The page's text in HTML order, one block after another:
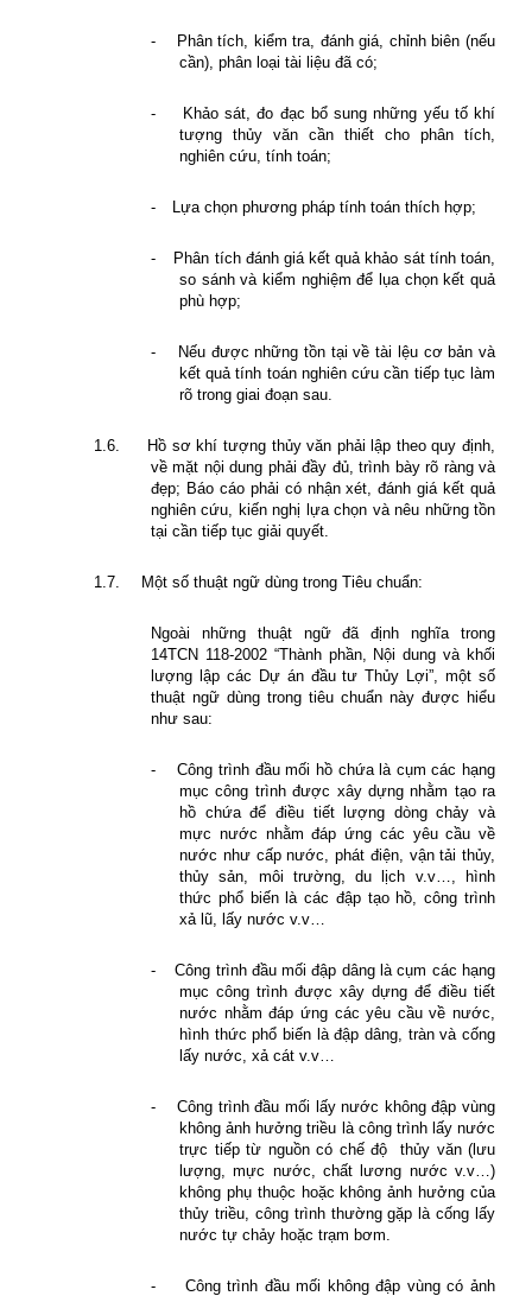
-
Phân tích, kiểm tra, đánh giá, chỉnh biên (nếu
cần), phân loại tài liệu đã có;
-
Khảo sát, đo đạc bổ sung những yếu tố khí
tượng thủy văn cần thiết cho phân tích,
nghiên cứu, tính toán;
- Lựa chọn phương pháp tính toán thích hợp;
-
Phân tích đánh giá kết quả khảo sát tính toán,
so sánh và kiểm nghiệm để lụa chọn kết quả
phù hợp;
-
Nếu được những tồn tại về tài lệu cơ bản và
kết quả tính toán nghiên cứu cần tiếp tục làm
rõ trong giai đoạn sau.
1.6.
Hồ sơ khí tượng thủy văn phải lập theo quy định,
về mặt nội dung phải đầy đủ, trình bày rõ ràng và
đẹp; Báo cáo phải có nhận xét, đánh giá kết quả
nghiên cứu, kiến nghị lựa chọn và nêu những tồn
tại cần tiếp tục giải quyết.
1.7. Một số thuật ngữ dùng trong Tiêu chuẩn:
Ngoài những thuật ngữ đã định nghĩa trong
14TCN 118-2002 “Thành phần, Nội dung và khối
lượng lập các Dự án đầu tư Thủy Lợi”, một số
thuật ngữ dùng trong tiêu chuẩn này được hiểu
như sau:
-
Công trình đầu mối hồ chứa là cụm các hạng
mục công trình được xây dựng nhằm tạo ra
hồ chứa để điều tiết lượng dòng chảy và
mực nước nhằm đáp ứng các yêu cầu về
nước như cấp nước, phát điện, vận tải thủy,
thủy sản, môi trường, du lịch v.v…, hình
thức phổ biến là các đập tạo hồ, công trình
xả lũ, lấy nước v.v…
-
Công trình đầu mối đập dâng là cụm các hạng
mục công trình được xây dựng để điều tiết
nước nhằm đáp ứng các yêu cầu về nước,
hình thức phổ biến là đập dâng, tràn và cống
lấy nước, xả cát v.v…
-
Công trình đầu mối lấy nước không đập vùng
không ảnh hưởng triều là công trình lấy nước
trực tiếp từ nguồn có chế độ
thủy văn (lưu
lượng, mực nước, chất lương nước v.v…)
không phụ thuộc hoặc không ảnh hưởng của
thủy triều, công trình thường gặp là cống lấy
nước tự chảy hoặc trạm bơm.
-
Công trình đầu mối không đập vùng có ảnh